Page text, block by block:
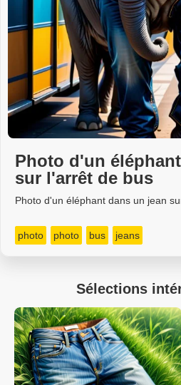
Photo d'un
sur l'arrêt de bus
Photo d'un éléphant dans un jean
photo photo bus jeans
Sélections